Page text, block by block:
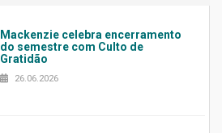
Mackenzie celebra encerramento
do semestre com Culto de
Gratidão
26.06.2026